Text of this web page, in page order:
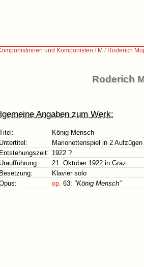
und Komponisten / M / Roderich
Roderich
Angaben zum Werk:
König Mensch
Untertitel:
Marionettenspiel in 2
Entstehungszeit: 1922 ?
Uraufführung:
21. Oktober 1922 in Graz
Besetzung:
Klavier solo
op. 63: "König Mensch"